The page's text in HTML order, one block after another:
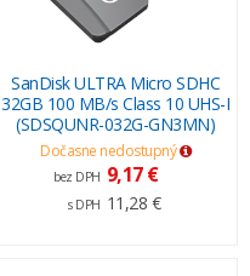
SanDisk ULTRA Micro SDHC
32GB 100 MB/s Class 10 UHS-I
(SDSQUNR-032G-GN3MN)
Dočasne nedostupný
bez DPH 9,17 €
s DPH 11,28 €